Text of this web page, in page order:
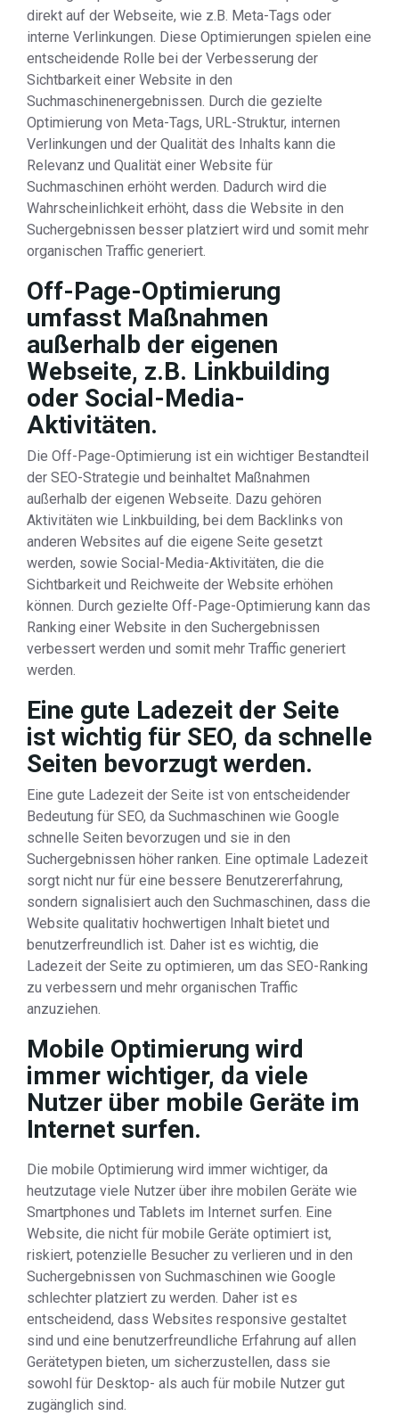
direkt auf der Webseite, wie z.B. Meta-Tags oder
interne Verlinkungen. Diese Optimierungen spielen eine
entscheidende Rolle bei der Verbesserung der
Sichtbarkeit einer Website in den
Suchmaschinenergebnissen. Durch die gezielte
Optimierung von Meta-Tags, URL-Struktur, internen
Verlinkungen und der Qualität des Inhalts kann die
Relevanz und Qualität einer Website für
Suchmaschinen erhöht werden. Dadurch wird die
Wahrscheinlichkeit erhöht, dass die Website in den
Suchergebnissen besser platziert wird und somit mehr
organischen Traffic generiert.
Off-Page-Optimierung
umfasst Maßnahmen
außerhalb der eigenen
Webseite, z.B. Linkbuilding
oder Social-Media-
Aktivitäten.
Die Off-Page-Optimierung ist ein wichtiger Bestandteil
der SEO-Strategie und beinhaltet Maßnahmen
außerhalb der eigenen Webseite. Dazu gehören
Aktivitäten wie Linkbuilding, bei dem Backlinks von
anderen Websites auf die eigene Seite gesetzt
werden, sowie Social-Media-Aktivitäten, die die
Sichtbarkeit und Reichweite der Website erhöhen
können. Durch gezielte Off-Page-Optimierung kann das
Ranking einer Website in den Suchergebnissen
verbessert werden und somit mehr Traffic generiert
werden.
Eine gute Ladezeit der Seite
ist wichtig für SEO, da schnelle
Seiten bevorzugt werden.
Eine gute Ladezeit der Seite ist von entscheidender
Bedeutung für SEO, da Suchmaschinen wie Google
schnelle Seiten bevorzugen und sie in den
Suchergebnissen höher ranken. Eine optimale Ladezeit
sorgt nicht nur für eine bessere Benutzererfahrung,
sondern signalisiert auch den Suchmaschinen, dass die
Website qualitativ hochwertigen Inhalt bietet und
benutzerfreundlich ist. Daher ist es wichtig, die
Ladezeit der Seite zu optimieren, um das SEO-Ranking
zu verbessern und mehr organischen Traffic
anzuziehen.
Mobile Optimierung wird
immer wichtiger, da viele
Nutzer über mobile Geräte im
Internet surfen.
Die mobile Optimierung wird immer wichtiger, da
heutzutage viele Nutzer über ihre mobilen Geräte wie
Smartphones und Tablets im Internet surfen. Eine
Website, die nicht für mobile Geräte optimiert ist,
riskiert, potenzielle Besucher zu verlieren und in den
Suchergebnissen von Suchmaschinen wie Google
schlechter platziert zu werden. Daher ist es
entscheidend, dass Websites responsive gestaltet
sind und eine benutzerfreundliche Erfahrung auf allen
Gerätetypen bieten, um sicherzustellen, dass sie
sowohl für Desktop- als auch für mobile Nutzer gut
zugänglich sind.